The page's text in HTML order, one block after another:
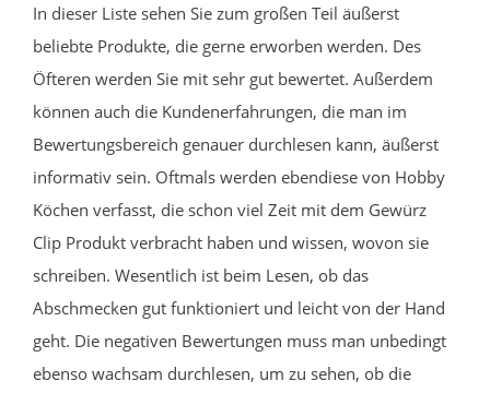
In dieser Liste sehen Sie zum großen Teil äußerst
beliebte Produkte, die gerne erworben werden. Des
Öfteren werden Sie mit sehr gut bewertet. Außerdem
können auch die Kundenerfahrungen, die man im
Bewertungsbereich genauer durchlesen kann, äußerst
informativ sein. Oftmals werden ebendiese von Hobby
Köchen verfasst, die schon viel Zeit mit dem Gewürz
Clip Produkt verbracht haben und wissen, wovon sie
schreiben. Wesentlich ist beim Lesen, ob das
Abschmecken gut funktioniert und leicht von der Hand
geht. Die negativen Bewertungen muss man unbedingt
ebenso wachsam durchlesen, um zu sehen, ob die